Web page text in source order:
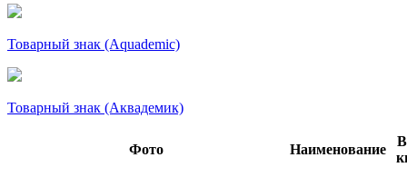
Товарный знак (Aquademic)
Товарный знак (Аквадемик)
Фото Наименование